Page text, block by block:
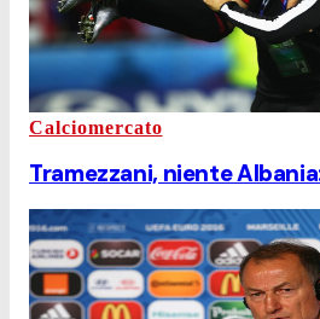
Calciomercato
Tramezzani, niente